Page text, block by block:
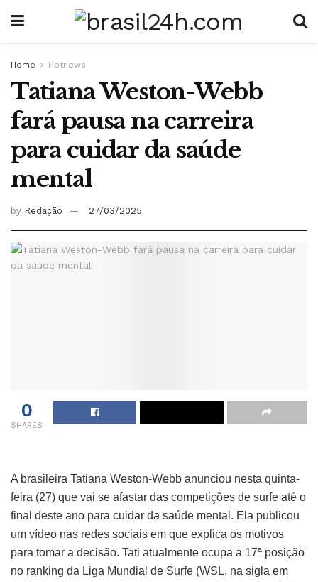
Home Hotnews
Tatiana Weston-Webb
fará pausa na carreira
para cuidar da saúde
mental
by Redação 27/03/2025
0
SHARES
A brasileira Tatiana Weston-Webb anunciou nesta quinta-
feira (27) que vai se afastar das competições de surfe até o
final deste ano para cuidar da saúde mental. Ela publicou
um vídeo nas redes sociais em que explica os motivos
para tomar a decisão. Tati atualmente ocupa a 17ª posição
no ranking da Liga Mundial de Surfe (WSL, na sigla em